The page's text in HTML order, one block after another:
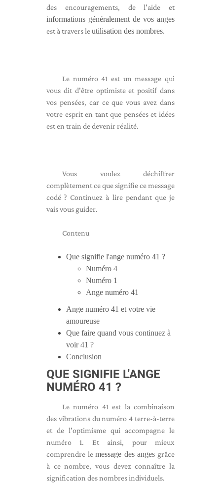
des encouragements, de l'aide et
informations généralement de vos anges
est à travers leutilisation des nombres.
Le numéro 41 est un message qui
vous dit d'être optimiste et positif dans
vos pensées, car ce que vous avez dans
votre esprit en tant que pensées et idées
est en train de devenir réalité.
Vous voulez déchiffrer
complètement ce que signifie ce message
codé ? Continuez à lire pendant que je
vais vous guider.
Contenu
Que signifie l'ange numéro 41 ?
Numéro 4
Numéro 1
Ange numéro 41
Ange numéro 41 et votre vie
amoureuse
Que faire quand vous continuez à
voir 41 ?
Conclusion
QUE SIGNIFIE L'ANGE
NUMÉRO 41 ?
Le numéro 41 est la combinaison
des vibrations du numéro 4 terre-à-terre
et de l'optimisme qui accompagne le
numéro 1. Et ainsi, pour mieux
comprendre lemessage des anges grâce
à ce nombre, vous devez connaître la
signification des nombres individuels.